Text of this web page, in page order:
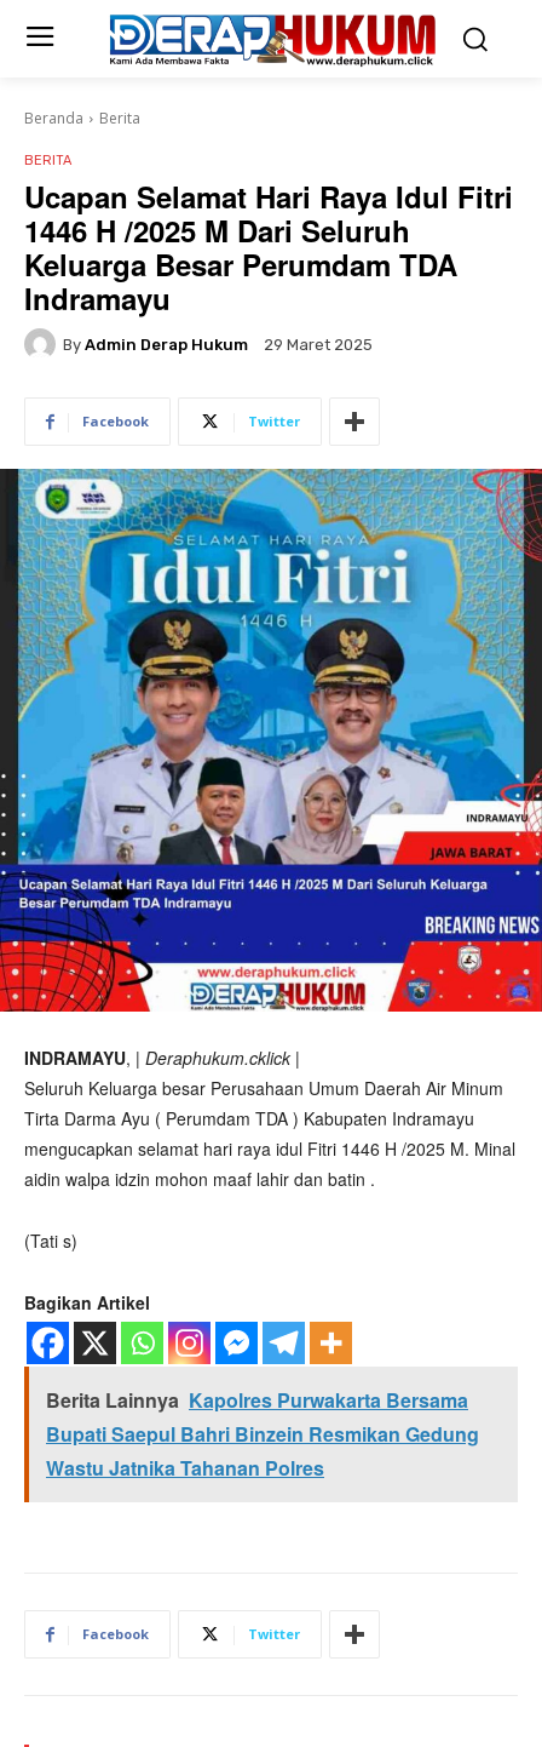
Beranda Berita
BERITA
Ucapan Selamat Hari Raya Idul Fitri
1446 H /2025 M Dari Seluruh
Keluarga Besar Perumdam TDA
Indramayu
By Admin Derap Hukum 29 Maret 2025
Facebook Twitter
INDRAMAYU, | Deraphukum.cklick |
Seluruh Keluarga besar Perusahaan Umum Daerah Air Minum
Tirta Darma Ayu ( Perumdam TDA ) Kabupaten Indramayu
mengucapkan selamat hari raya idul Fitri 1446 H /2025 M. Minal
aidin walpa idzin mohon maaf lahir dan batin .
(Tati s)
Bagikan Artikel
Berita Lainnya Kapolres Purwakarta Bersama
Bupati Saepul Bahri Binzein Resmikan Gedung
Wastu Jatnika Tahanan Polres
Facebook Twitter